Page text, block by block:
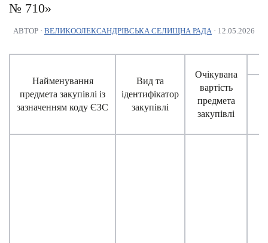
№ 710»
АВТОР · ВЕЛИКООЛЕКСАНДРІВСЬКА СЕЛИЩНА РАДА · 12.05.2026
Найменування
предмета закупівлі із
зазначенням коду ЄЗС
Вид та
ідентифікатор
закупівлі
Очікувана
вартість
предмета
закупівлі